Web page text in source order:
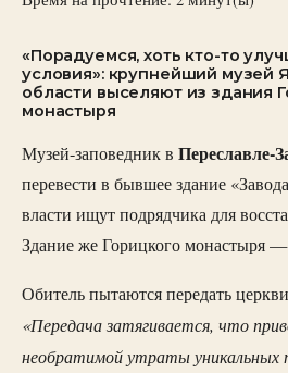
«Порадуемся, хоть кто-то
условия»: крупнейший музей
области выселяют из здания
монастыря
Музей-заповедник в Переславле-
перевести в бывшее здание
власти ищут подрядчика для
Здание же Горицкого монастыря
Обитель пытаются передать
«Передача затягивается, что
необратимой утраты уникальных